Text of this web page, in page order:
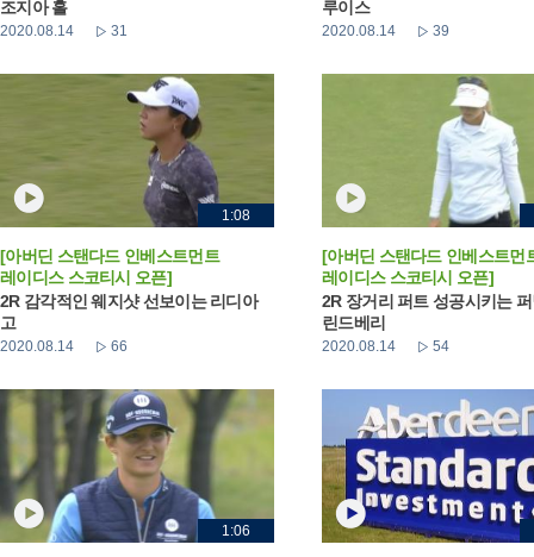
조지아 홀
2020.08.14 31
루이스
2020.08.14 39
1:08
[아버딘 스탠다드 인베스트먼트
레이디스 스코티시 오픈]
2R 감각적인 웨지샷 선보이는 리디아
고
2020.08.14 66
[아버딘 스탠다드 인베스트먼
레이디스 스코티시 오픈]
2R 장거리 퍼트 성공시키는
린드베리
2020.08.14 54
1:06